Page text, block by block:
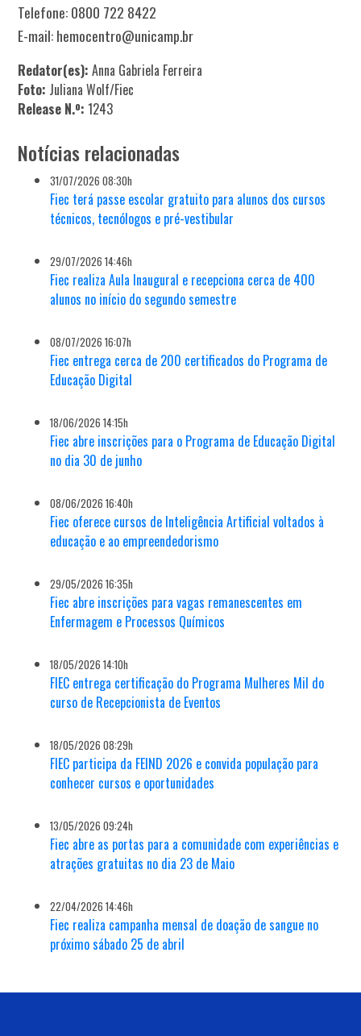
Telefone: 0800 722 8422
E-mail: hemocentro@unicamp.br
Redator(es): Anna Gabriela Ferreira
Foto: Juliana Wolf/Fiec
Release N.º: 1243
Notícias relacionadas
31/07/2026 08:30h
Fiec terá passe escolar gratuito para alunos dos cursos
técnicos, tecnólogos e pré-vestibular
29/07/2026 14:46h
Fiec realiza Aula Inaugural e recepciona cerca de 400
alunos no início do segundo semestre
08/07/2026 16:07h
Fiec entrega cerca de 200 certificados do Programa de
Educação Digital
18/06/2026 14:15h
Fiec abre inscrições para o Programa de Educação Digital
no dia 30 de junho
08/06/2026 16:40h
Fiec oferece cursos de Inteligência Artificial voltados à
educação e ao empreendedorismo
29/05/2026 16:35h
Fiec abre inscrições para vagas remanescentes em
Enfermagem e Processos Químicos
18/05/2026 14:10h
FIEC entrega certificação do Programa Mulheres Mil do
curso de Recepcionista de Eventos
18/05/2026 08:29h
FIEC participa da FEIND 2026 e convida população para
conhecer cursos e oportunidades
13/05/2026 09:24h
Fiec abre as portas para a comunidade com experiências e
atrações gratuitas no dia 23 de Maio
22/04/2026 14:46h
Fiec realiza campanha mensal de doação de sangue no
próximo sábado 25 de abril